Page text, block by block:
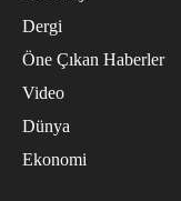
Dergi
Öne Çıkan Haberler
Video
Dünya
Ekonomi